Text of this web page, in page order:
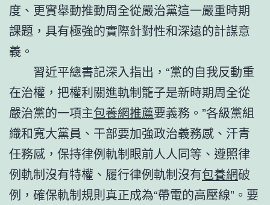
度、更實舉動推動周全從嚴治黨這一嚴重時期
課題，具有極強的實際針對性和深遠的計謀意
義。
習近平總書記深入指出，“黨的自我反動重
在治權，把權利關進軌制籠子是新時期周全從
嚴治黨的一項主包養網推薦要義務。”各級黨組
織和寬大黨員、干部要加強政治義務感、汗青
任務感，保持律例軌制眼前人人同等、遵照律
例軌制沒有特權、履行律例軌制沒有包養網破
例，確保軌制規則真正成為“帶電的高壓線”。要